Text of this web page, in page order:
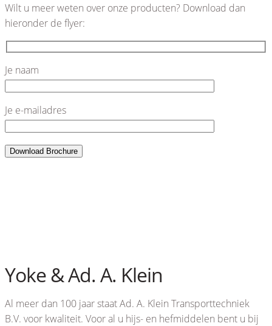
Wilt u meer weten over onze producten? Download dan
hieronder de flyer:
Je naam
Je e-mailadres
Yoke & Ad. A. Klein
Al meer dan 100 jaar staat Ad. A. Klein Transporttechniek
B.V. voor kwaliteit. Voor al u hijs- en hefmiddelen bent u bij